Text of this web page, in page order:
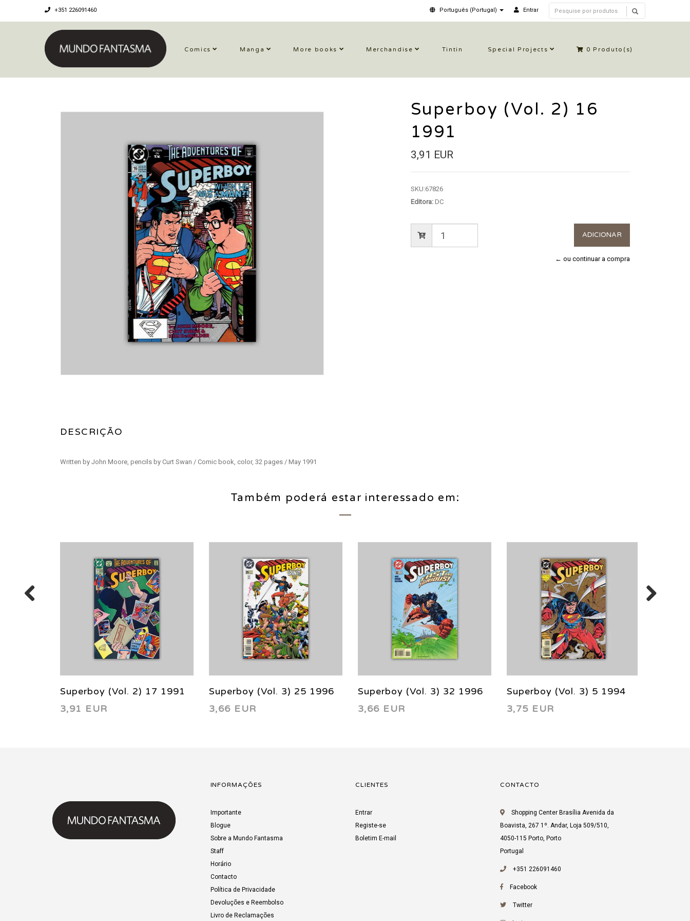
+351 226091460 Português (Portugal) Entrar
Comics Manga More books Merchandise Tintin Special Projects 0 Produto(s)
DESCRIÇÃO
Written by John Moore, pencils by Curt Swan / Comic book, color, 32 pages / May 1991
Superboy (Vol. 2) 16
1991
3,91 EUR
SKU:67826
Editora:DC
← ou continuar a compra
Também poderá estar interessado em:
Superboy (Vol. 2) 17 1991
3,91 EUR
Superboy (Vol. 3) 25 1996
3,66 EUR
Superboy (Vol. 3) 32 1996
3,66 EUR
Superboy (Vol. 3) 5 1994
3,75 EUR
INFORMAÇÕES
Importante
Blogue
Sobre a Mundo Fantasma
Staff
Horário
Contacto
Política de Privacidade
Devoluções e Reembolso
Livro de Reclamações
CLIENTES
Entrar
Registe-se
Boletim E-mail
CONTACTO
Shopping Center Brasília Avenida da
Boavista, 267 1º. Andar, Loja 509/510,
4050-115 Porto, Porto
Portugal
+351 226091460
Facebook
Twitter